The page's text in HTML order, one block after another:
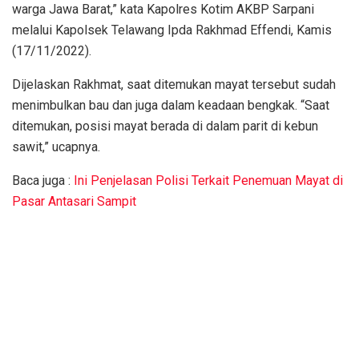
warga Jawa Barat,” kata Kapolres Kotim AKBP Sarpani
melalui Kapolsek Telawang Ipda Rakhmad Effendi, Kamis
(17/11/2022).
Dijelaskan Rakhmat, saat ditemukan mayat tersebut sudah
menimbulkan bau dan juga dalam keadaan bengkak. “Saat
ditemukan, posisi mayat berada di dalam parit di kebun
sawit,” ucapnya.
Baca juga : Ini Penjelasan Polisi Terkait Penemuan Mayat di
Pasar Antasari Sampit